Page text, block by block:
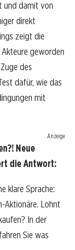
und damit von
direkt
zeigt die
geworden
des
dafür, wie das
mit
Anzeige
Neue
die Antwort:
klare Sprache:
Aktionäre. Lohnt
In der
Sie was